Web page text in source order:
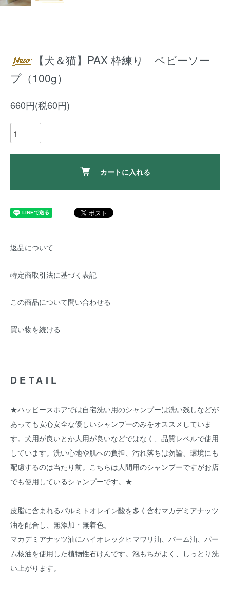
【犬＆猫】PAX 枠練り ベビーソー
プ（100g）
660円(税60円)
カートに入れる
返品について
特定商取引法に基づく表記
この商品について問い合わせる
買い物を続ける
DETAIL
★ハッピースポアでは自宅洗い用のシャンプーは洗い残しなどが
あっても安心安全な優しいシャンプーのみをオススメしていま
す。犬用が良いとか人用が良いなどではなく、品質レベルで使用
しています。洗い心地や肌への負担、汚れ落ちは勿論、環境にも
配慮するのは当たり前。こちらは人間用のシャンプーですがお店
でも使用しているシャンプーです。★
皮脂に含まれるパルミトオレイン酸を多く含むマカデミアナッツ
油を配合し、無添加・無着色。
マカデミアナッツ油にハイオレックヒマワリ油、パーム油、パー
ム核油を使用した植物性石けんです。泡もちがよく、しっとり洗
い上がります。